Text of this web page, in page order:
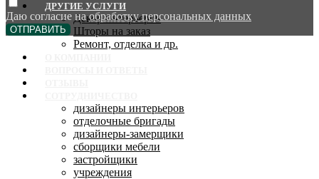
ДРУГИЕ УСЛУГИ
Декор интерьеров
Шторы на заказ
Ремонт, отделка и др.
дизайнеры интерьеров
отделочные бригады
дизайнеры-замерщики
сборщики мебели
застройщики
учреждения
Даю согласие наобработку персональных данных
ОТПРАВИТЬ